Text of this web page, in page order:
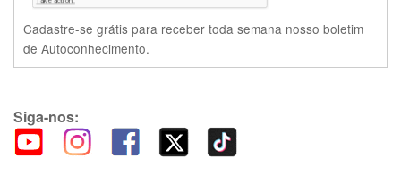
Cadastre-se grátis para receber toda semana nosso boletim
de Autoconhecimento.
Siga-nos: